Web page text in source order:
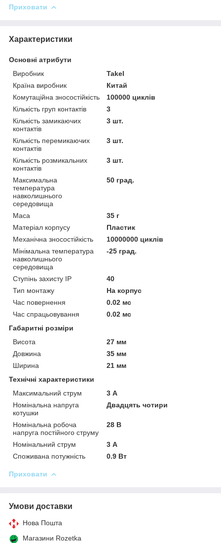
Приховати
Характеристики
Основні атрибути
Виробник
Takel
Країна виробник
Китай
Комутаційна зносостійкість
100000 циклів
Кількість груп контактів
3
Кількість замикаючих
контактів
3 шт.
Кількість перемикаючих
контактів
3 шт.
Кількість розмикальних
контактів
3 шт.
Максимальна
температура
навколишнього
середовища
50 град.
Маса
35 г
Матеріал корпусу
Пластик
Механічна зносостійкість
10000000 циклів
Мінімальна температура
навколишнього
середовища
-25 град.
Ступінь захисту IP
40
Тип монтажу
На корпус
Час повернення
0.02 мс
Час спрацьовування
0.02 мс
Габаритні розміри
Висота
27 мм
Довжина
35 мм
Ширина
21 мм
Технічні характеристики
Максимальний струм
3 А
Номінальна напруга
котушки
Двадцять чотири
Номінальна робоча
напруга постійного струму
28 В
Номінальний струм
3 А
Споживана потужність
0.9 Вт
Приховати
Умови доставки
Нова Пошта
Магазини Rozetka